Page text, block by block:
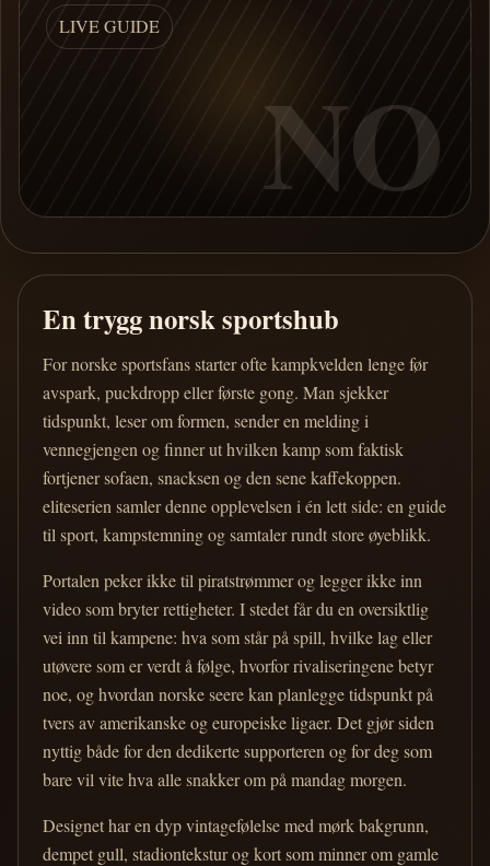
LIVE GUIDE
NO
En trygg norsk sportshub
For norske sportsfans starter ofte kampkvelden lenge før
avspark, puckdropp eller første gong. Man sjekker
tidspunkt, leser om formen, sender en melding i
vennegjengen og finner ut hvilken kamp som faktisk
fortjener sofaen, snacksen og den sene kaffekoppen.
eliteserien samler denne opplevelsen i én lett side: en guide
til sport, kampstemning og samtaler rundt store øyeblikk.
Portalen peker ikke til piratstrømmer og legger ikke inn
video som bryter rettigheter. I stedet får du en oversiktlig
vei inn til kampene: hva som står på spill, hvilke lag eller
utøvere som er verdt å følge, hvorfor rivaliseringene betyr
noe, og hvordan norske seere kan planlegge tidspunkt på
tvers av amerikanske og europeiske ligaer. Det gjør siden
nyttig både for den dedikerte supporteren og for deg som
bare vil vite hva alle snakker om på mandag morgen.
Designet har en dyp vintagefølelse med mørk bakgrunn,
dempet gull, stadiontekstur og kort som minner om gamle